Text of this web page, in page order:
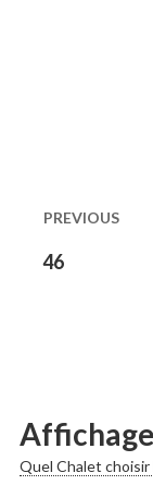
dans
les
PREVIOUS
Previous
46
Quel Chalet choisir